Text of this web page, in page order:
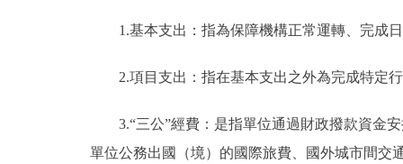
1.基本支出：指為保障機構正常運轉、完成
2.項目支出：指在基本支出之外為完成特定
3.“三公”經費：是指單位通過財政撥款資金
單位公務出國（境）的國際旅費、國外城市間交